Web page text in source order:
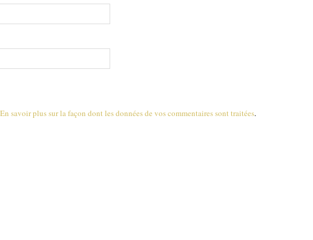
En savoir plus sur la façon dont les données de vos commentaires sont traitées.